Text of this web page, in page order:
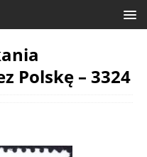
Polskę – 3324